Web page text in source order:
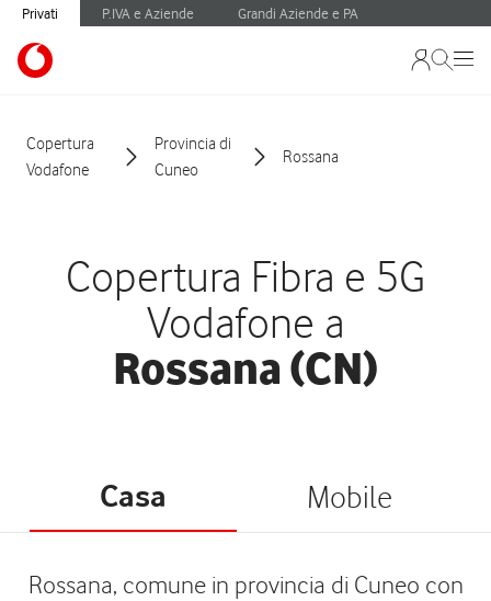
Privati P.IVA e Aziende Grandi Aziende e PA
Copertura
Vodafone
Provincia di
Cuneo
Rossana
Copertura Fibra e 5G
Vodafone a
Rossana (CN)
Casa Mobile
Rossana, comune in provincia di Cuneo con